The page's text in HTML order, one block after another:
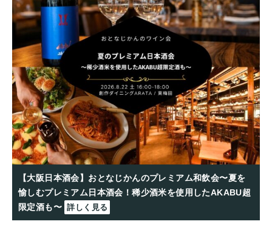
【大阪日本酒会】おとなじかんのプレミアム和飲会〜夏を
愉しむプレミアム日本酒会！稀少酒米を使用したAKABU超
限定酒も〜 詳しく見る